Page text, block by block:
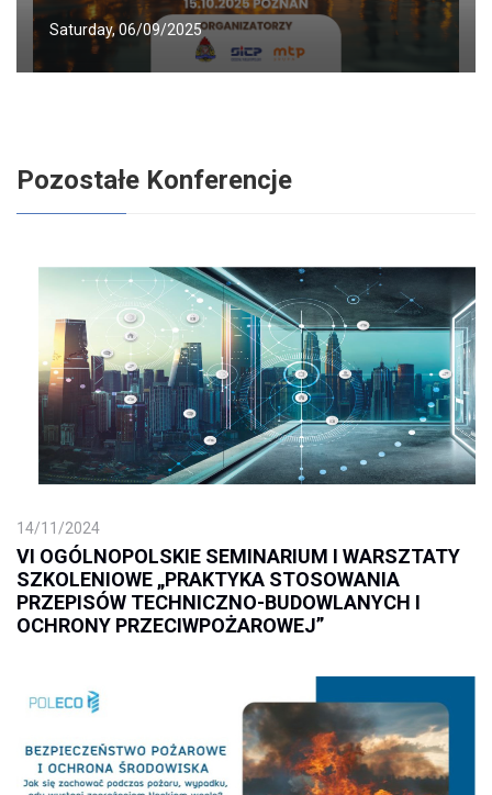
Saturday, 06/09/2025
Pozostałe Konferencje
14/11/2024
VI OGÓLNOPOLSKIE SEMINARIUM I WARSZTATY
SZKOLENIOWE „PRAKTYKA STOSOWANIA
PRZEPISÓW TECHNICZNO-BUDOWLANYCH I
OCHRONY PRZECIWPOŻAROWEJ”